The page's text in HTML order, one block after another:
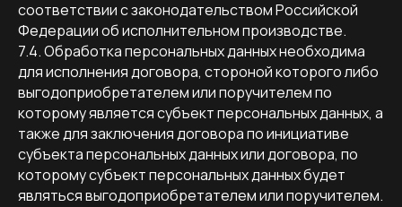
соответствии с законодательством Российской
Федерации об исполнительном производстве.
7.4. Обработка персональных данных необходима
для исполнения договора, стороной которого либо
выгодоприобретателем или поручителем по
которому является субъект персональных данных, а
также для заключения договора по инициативе
субъекта персональных данных или договора, по
которому субъект персональных данных будет
являться выгодоприобретателем или поручителем.